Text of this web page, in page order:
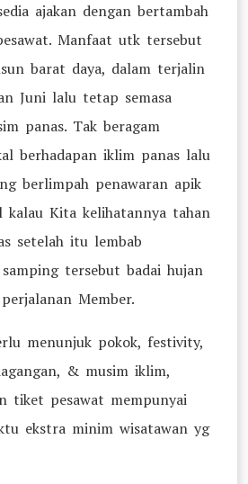
ajakan dengan bertambah
Manfaat utk tersebut
barat daya, dalam terjalin
Juni lalu tetap semasa
panas. Tak beragam
berhadapan iklim panas lalu
berlimpah penawaran apik
Kita kelihatannya tahan
setelah itu lembab
tersebut badai hujan
Member.
menunjuk pokok, festivity,
& musim iklim,
tiket pesawat mempunyai
ekstra minim wisatawan yg